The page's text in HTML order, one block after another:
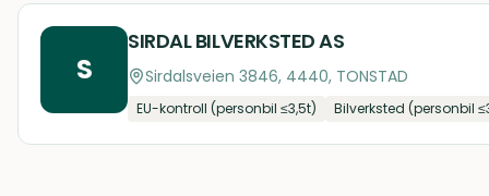
S
SIRDAL BILVERKSTED AS
Sirdalsveien 3846, 4440, TONSTAD
EU-kontroll (personbil ≤3,5t) Bilverksted (personbil